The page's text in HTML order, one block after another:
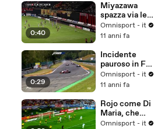
0:40
Miyazawa
spazza via le
ragnatele...
Omnisport - it
11 anni fa
0:29
Incidente
pauroso in F3,
illeso Gustavo
Menezes
Omnisport - it
11 anni fa
Rojo come Di
Maria, che
rabona!
Omnisport - it